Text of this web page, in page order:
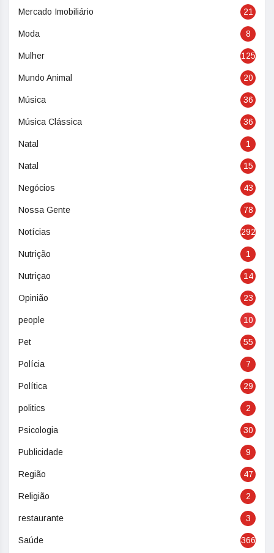
Mercado Imobiliário 21
Moda 8
Mulher 125
Mundo Animal 20
Música 36
Música Clássica 36
Natal 1
Natal 15
Negócios 43
Nossa Gente 78
Notícias 292
Nutrição 1
Nutriçao 14
Opinião 23
people 10
Pet 55
Polícia 7
Política 29
politics 2
Psicologia 30
Publicidade 9
Região 47
Religião 2
restaurante 3
Saúde 366